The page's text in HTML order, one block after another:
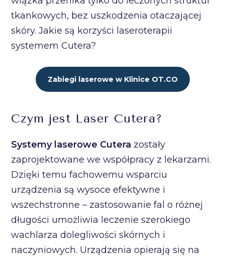
tkankowych, bez uszkodzenia otaczającej
skóry. Jakie są korzyści laseroterapii
systemem Cutera?
Zabiegi laserowe w Klinice OT.CO
Czym jest Laser Cutera?
Systemy laserowe Cutera zostały
zaprojektowane we współpracy z lekarzami.
Dzięki temu fachowemu wsparciu
urządzenia są wysoce efektywne i
wszechstronne – zastosowanie fal o różnej
długości umożliwia leczenie szerokiego
wachlarza dolegliwości skórnych i
naczyniowych. Urządzenia opierają się na